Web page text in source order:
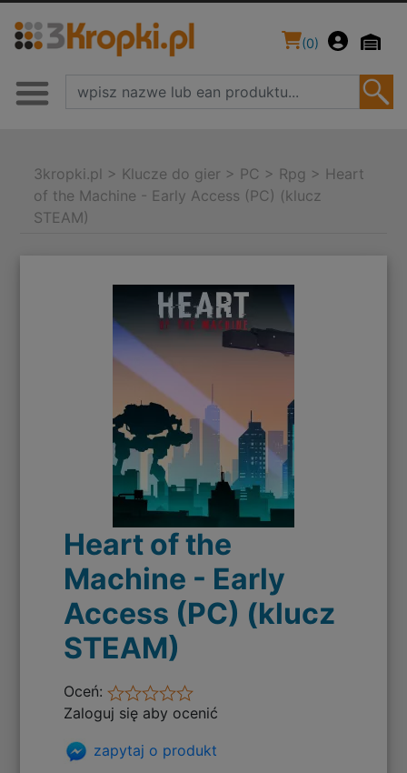
(0)
3kropki.pl > Klucze do gier > PC > Rpg > Heart
of the Machine - Early Access (PC) (klucz
STEAM)
Heart of the
Machine - Early
Access (PC) (klucz
STEAM)
Oceń:
Zaloguj się aby ocenić
zapytaj o produkt